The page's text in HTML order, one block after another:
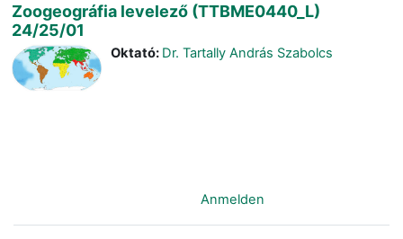
Zoogeográfia levelező (TTBME0440_L)
24/25/01
Oktató: Dr. Tartally András Szabolcs
Anmelden